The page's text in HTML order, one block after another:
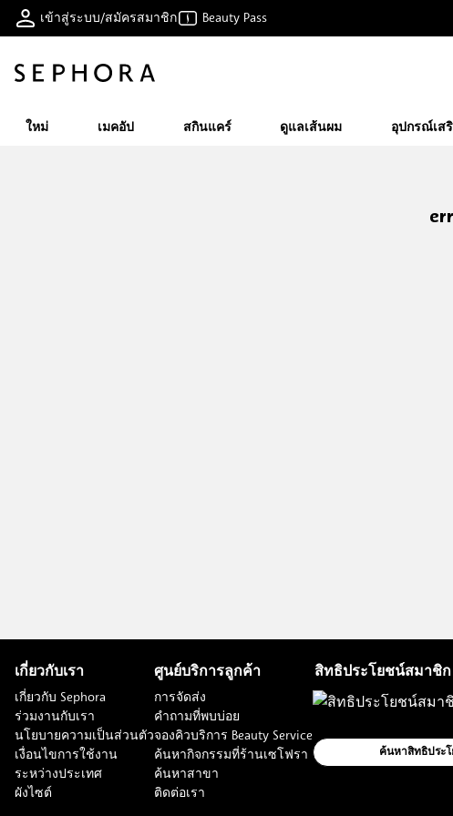
เข้าสู่ระบบ/สมัครสมาชิก Beauty Pass
ใหม่ เมคอัป สกินแคร์ ดูแลเส้นผม อุปกรณ์เส
เกี่ยวกับเรา
เกี่ยวกับ Sephora
ร่วมงานกับเรา
นโยบายความเป็นส่วนตัว
เงื่อนไขการใช้งาน
ระหว่างประเทศ
ผังไซต์
ศูนย์บริการลูกค้า
การจัดส่ง
คำถามที่พบบ่อย
จองคิวบริการ Beauty Service
ค้นหากิจกรรมที่ร้านเซโฟรา
ค้นหาสาขา
ติดต่อเรา
สิทธิประโยชน์สมาชิก
ค้นหาสิทธิประ